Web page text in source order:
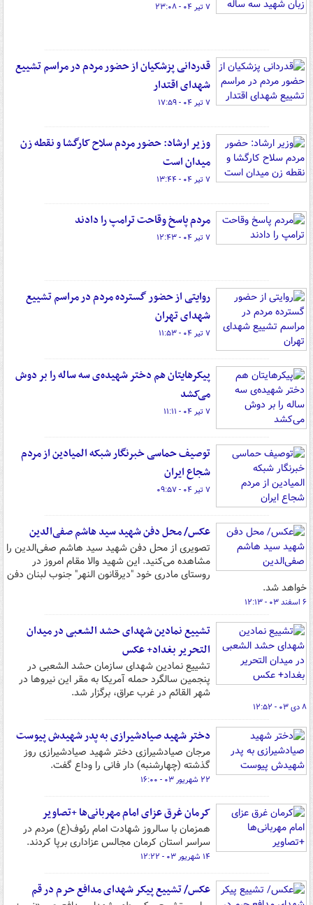
۷ تیر ۰۴ - ۲۳:۰۸
قدردانی پزشکیان از حضور مردم در مراسم تشییع
شهدای اقتدار
۷ تیر ۰۴ - ۱۷:۵۹
وزیر ارشاد: حضور مردم سلاح کارگشا و نقطه زن
میدان است
۷ تیر ۰۴ - ۱۳:۴۴
مردم پاسخ وقاحت ترامپ را دادند
۷ تیر ۰۴ - ۱۲:۴۳
روایتی از حضور گسترده مردم در مراسم تشییع
شهدای تهران
۷ تیر ۰۴ - ۱۱:۵۳
پیکرهایتان هم دختر شهیده‌ی سه ساله را بر دوش
می‌کشد
۷ تیر ۰۴ - ۱۱:۱۱
توصیف حماسی خبرنگار شبکه المیادین از مردم
شجاع ایران
۷ تیر ۰۴ - ۰۹:۵۷
عکس/ محل دفن شهید سید هاشم صفی‌الدین
تصویری از محل دفن شهید سید هاشم صفی‌الدین را
مشاهده می‌کنید. این شهید والا مقام امروز در
روستای مادری خود "دیرقانون النهر" جنوب لبنان دفن
خواهد شد.
۶ اسفند ۰۳ - ۱۲:۱۳
تشییع نمادین شهدای حشد الشعبی در میدان
التحریر بغداد+ عکس
تشییع نمادین شهدای سازمان حشد الشعبی در
پنجمین سالگرد حمله آمریکا به مقر این نیروها در
شهر القائم در غرب عراق، برگزار شد.
۸ دی ۰۳ - ۱۲:۵۲
دختر شهید صیادشیرازی به پدر شهیدش پیوست
مرجان صیادشیرازی دختر شهید صیادشیرازی روز
گذشته (چهارشنبه) دار فانی را وداع گفت.
۲۲ شهریور ۰۳ - ۱۶:۰۰
کرمان غرق عزای امام مهربانی‌ها +تصاویر
همزمان با سالروز شهادت امام رئوف(ع) مردم در
سراسر استان کرمان مجالس عزاداری برپا کردند.
۱۴ شهریور ۰۳ - ۱۲:۲۲
عکس/ تشییع پیکر شهدای مدافع حرم در قم